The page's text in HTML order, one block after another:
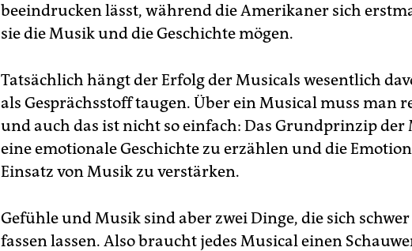
beeindrucken lässt, während die Amerikaner sich
sie die Musik und die Geschichte mögen.
Tatsächlich hängt der Erfolg der Musicals wesentlich
als Gesprächsstoff taugen. Über ein Musical muss man
und auch das ist nicht so einfach: Das Grundprinzip der
eine emotionale Geschichte zu erzählen und die
Einsatz von Musik zu verstärken.
Gefühle und Musik sind aber zwei Dinge, die sich
fassen lassen. Also braucht jedes Musical einen